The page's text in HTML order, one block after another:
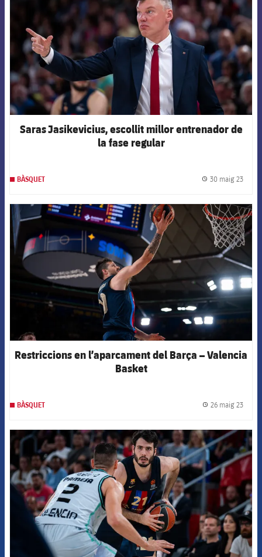
Saras Jasikevicius, escollit millor entrenador de
la fase regular
BÀSQUET 30 maig 23
FCB Barcelona badge
Restriccions en l’aparcament del Barça – Valencia
Basket
BÀSQUET 26 maig 23
FCB Barcelona badge